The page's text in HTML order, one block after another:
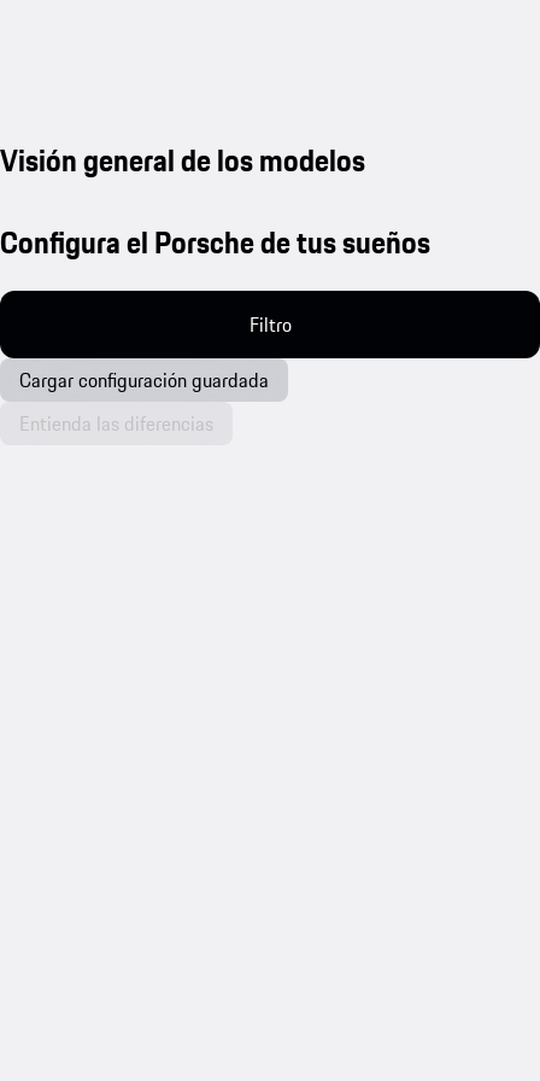
Visión general de los modelos
Configura el Porsche de tus sueños
Filtro
Cargar configuración guardada
Entienda las diferencias